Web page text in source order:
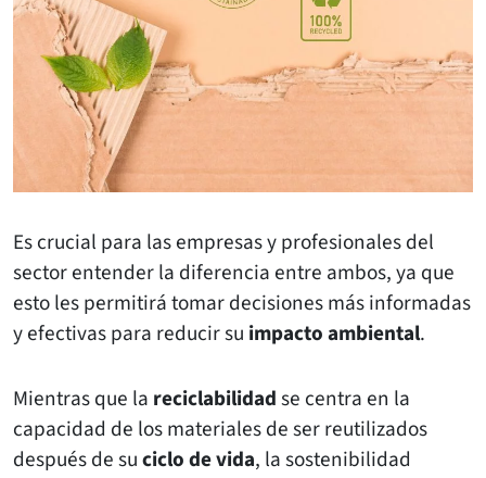
Es crucial para las empresas y profesionales del
sector entender la diferencia entre ambos, ya que
esto les permitirá tomar decisiones más informadas
y efectivas para reducir su impacto ambiental.
Mientras que la reciclabilidadse centra en la
capacidad de los materiales de ser reutilizados
después de suciclo de vida, la sostenibilidad